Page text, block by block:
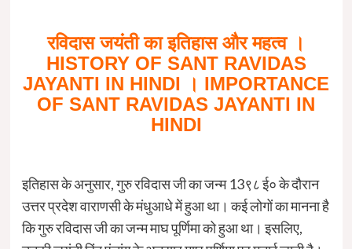
रविदास जयंती का इतिहास और महत्व ।
HISTORY OF SANT RAVIDAS
JAYANTI IN HINDI
। IMPORTANCE
OF SANT RAVIDAS JAYANTI IN
HINDI
इतिहास के अनुसार, गुरु रविदास जी का जन्म 13९८ ई० के दौरान
उत्तर प्रदेश वाराणसी के मंधुआधे में हुआ था। कई लोगों का मानना है
कि गुरु रविदास जी का जन्म माघ पूर्णिमा को हुआ था। इसलिए,